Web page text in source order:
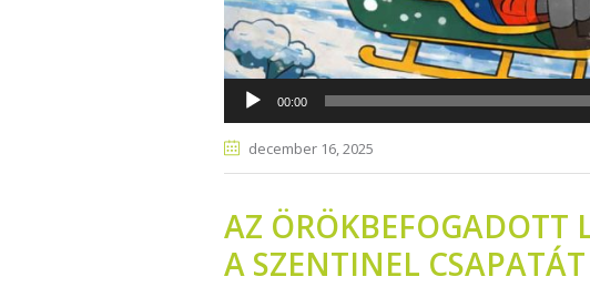
00:00
december 16, 2025
AZ ÖRÖKBEFOGADOTT
A SZENTINEL